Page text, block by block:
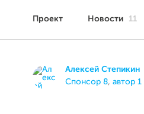
Проект Новости 11
Алексей Степикин
спонсор 8, автор 1